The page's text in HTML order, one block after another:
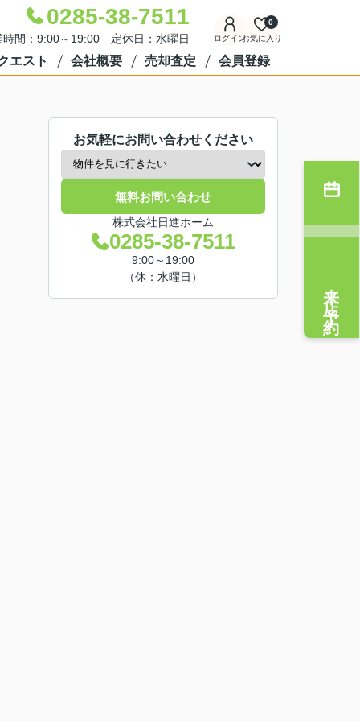
0285-38-7511
時間：9:00～19:00 定休日：水曜日 ログインお気に入り
0
エスト 会社概要 売却査定 会員登録
お気軽にお問い合わせください
無料お問い合わせ
株式会社日進ホーム
0285-38-7511
9:00～19:00
（休：水曜日）
来店予約